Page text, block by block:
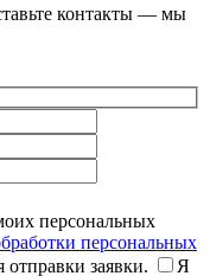
контакты — мы
персональных
персональных
отправки заявки.
Я